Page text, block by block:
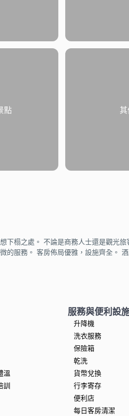
點
榻之處。 不論是商務人士還是觀光
服務。 客房佈局優雅，設施齊全。
溫
訓
服務與便利設
升降機
洗衣服務
保險箱
乾洗
貨幣兌換
行李寄存
便利店
每日客房清潔